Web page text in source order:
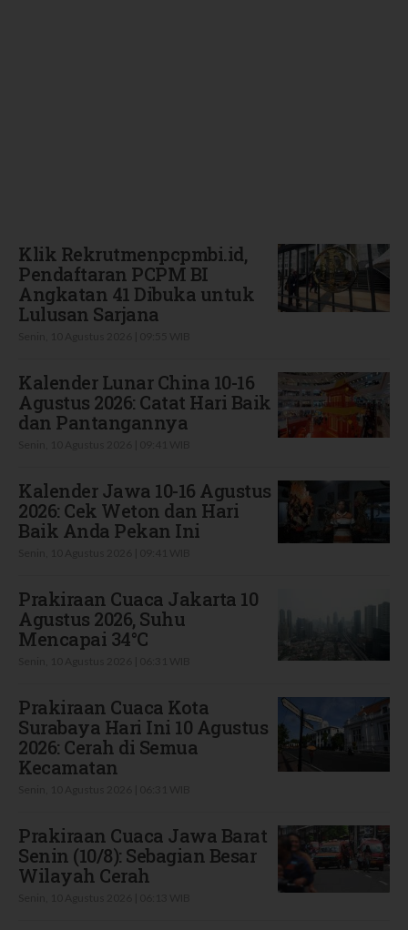
Klik Rekrutmenpcpmbi.id,
Pendaftaran PCPM BI
Angkatan 41 Dibuka untuk
Lulusan Sarjana
Kalender Lunar China 10-16
Agustus 2026: Catat Hari Baik
dan Pantangannya
Kalender Jawa 10-16 Agustus
2026: Cek Weton dan Hari
Baik Anda Pekan Ini
Prakiraan Cuaca Jakarta 10
Agustus 2026, Suhu
Mencapai 34°C
Prakiraan Cuaca Kota
Surabaya Hari Ini 10 Agustus
2026: Cerah di Semua
Kecamatan
Prakiraan Cuaca Jawa Barat
Senin (10/8): Sebagian Besar
Wilayah Cerah